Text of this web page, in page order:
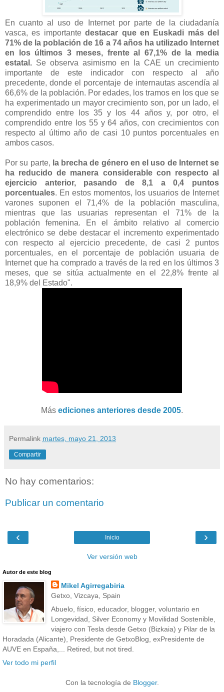
En cuanto al uso de Internet por parte de la ciudadanía
vasca, es importantedestacar que en Euskadi más del
71% de la población de 16 a 74 años ha utilizado Internet
en los últimos 3 meses, frente al 67,1% de la media
estatal. Se observa asimismo en la CAE un crecimiento
importante de este indicador con respecto al año
precedente, donde el porcentaje de internautas ascendía al
66,6% de la población. Por edades, los tramos en los que se
ha experimentado un mayor crecimiento son, por un lado, el
comprendido entre los 35 y los 44 años y, por otro, el
comprendido entre los 55 y 64 años, con crecimientos con
respecto al último año de casi 10 puntos porcentuales en
ambos casos.
Por su parte, la brecha de género en el uso de Internet se
ha reducido de manera considerable con respecto al
ejercicio anterior, pasando de 8,1 a 0,4 puntos
porcentuales. En estos momentos, los usuarios de Internet
varones suponen el 71,4% de la población masculina,
mientras que las usuarias representan el 71% de la
población femenina. En el ámbito relativo al comercio
electrónico se debe destacar el incremento experimentado
con respecto al ejercicio precedente, de casi 2 puntos
porcentuales, en el porcentaje de población usuaria de
Internet que ha comprado a través de la red en los últimos 3
meses, que se sitúa actualmente en el 22,8% frente al
18,9% del Estado".
Más ediciones anteriores desde 2005.
Permalink martes, mayo 21, 2013
Compartir
No hay comentarios:
Publicar un comentario
‹ ›
Inicio
Ver versión web
Autor de este blog
Mikel Agirregabiria
Getxo, Vizcaya, Spain
Abuelo, físico, educador, blogger, voluntario en
Longevidad, Silver Economy y Movilidad Sostenible,
viajero con Tesla desde Getxo (Bizkaia) y Pilar de la
Horadada (Alicante), Presidente de GetxoBlog, exPresidente de
AUVE en España,... Retired, but not tired.
Ver todo mi perfil
Con la tecnología de Blogger.